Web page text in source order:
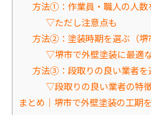
方法①：作業員・職人の人数
▽ただし注意点も
方法②：塗装時期を選ぶ（堺
▽堺市で外壁塗装に最適
方法③：段取りの良い業者を
▽段取りの良い業者の特
まとめ｜堺市で外壁塗装の工期